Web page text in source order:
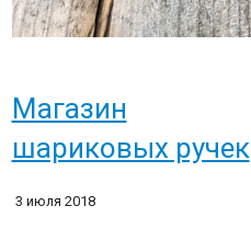
Магазин
шариковых ручек
3 июля 2018